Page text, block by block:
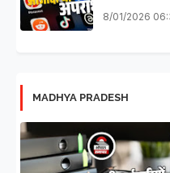
8/01/2026
MADHYA PRADESH